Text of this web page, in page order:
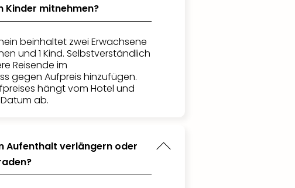
Kinder mitnehmen?
beinhaltet zwei Erwachsene
und 1 Kind. Selbstverständlich
Reisende im
gegen Aufpreis hinzufügen.
hängt vom Hotel und
ab.
Aufenthalt verlängern oder